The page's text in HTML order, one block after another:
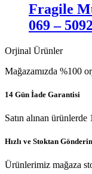
Fragile
069 –
Orjinal Ürünler
Mağazamızda %100
14 Gün İade Garantisi
Satın alınan
Hızlı ve Stoktan
Ürünlerimiz mağaza